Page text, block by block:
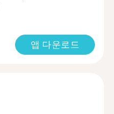
앱 다운로드